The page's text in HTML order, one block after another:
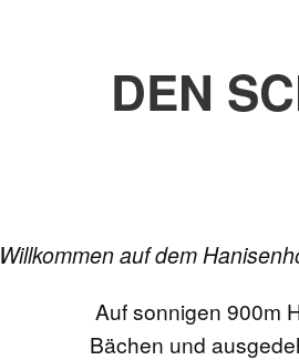
DEN
Willkommen auf dem
Auf sonnigen 900m
Bächen und